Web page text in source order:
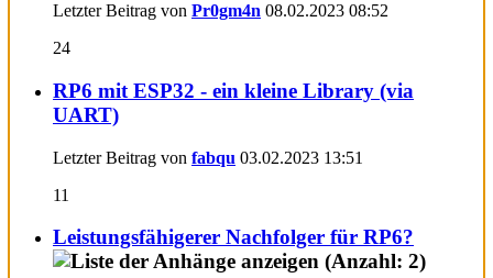
Letzter Beitrag von Pr0gm4n 08.02.2023 08:52
24
RP6 mit ESP32 - ein kleine Library (via
UART)
Letzter Beitrag von fabqu 03.02.2023 13:51
11
Leistungsfähigerer Nachfolger für RP6?